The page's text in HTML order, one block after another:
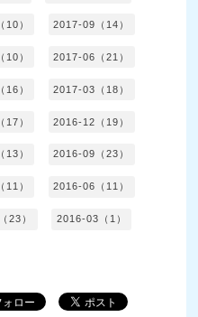
10） 2017-09（14）
10） 2017-06（21）
16） 2017-03（18）
17） 2016-12（19）
13） 2016-09（23）
11） 2016-06（11）
23） 2016-03（1）